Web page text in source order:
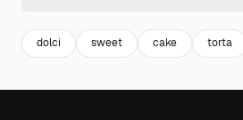
dolci sweet cake torta